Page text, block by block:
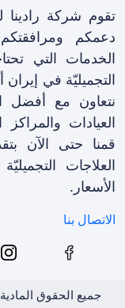
تقوم شركة رادينا
دعمكم
الخدمات التي
التجميليّة في
نتعاون مع أفضل
العيادات
قمنا حتى الآن
العلاجات
الأسعار.
الاتصال بنا
جمیع الحقوق